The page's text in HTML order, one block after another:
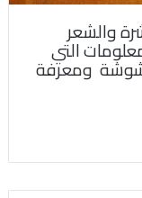
والشعر
التي
ومعرفة